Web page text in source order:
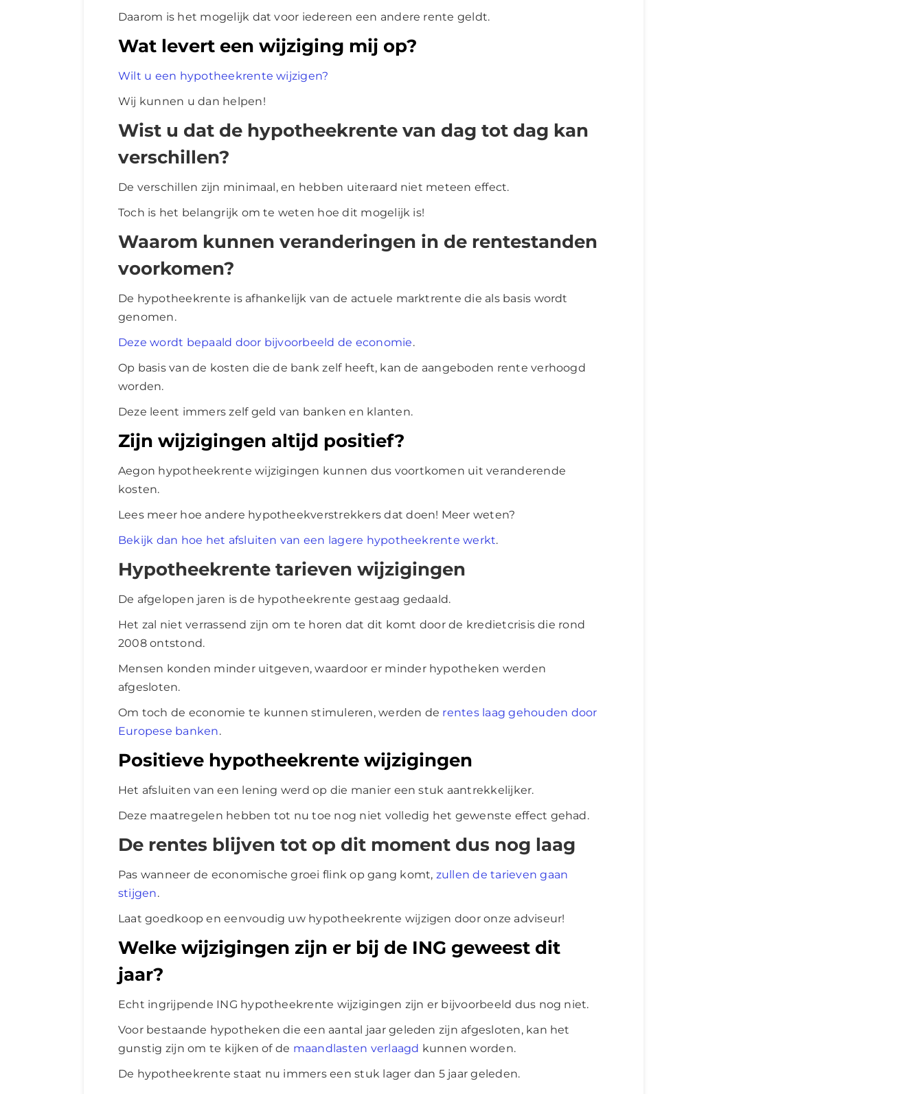
Daarom is het mogelijk dat voor iedereen een andere rente geldt.
Wat levert een wijziging mij op?
Wilt u een hypotheekrente wijzigen?
Wij kunnen u dan helpen!
Wist u dat de hypotheekrente van dag tot dag kan
verschillen?
De verschillen zijn minimaal, en hebben uiteraard niet meteen effect.
Toch is het belangrijk om te weten hoe dit mogelijk is!
Waarom kunnen veranderingen in de rentestanden
voorkomen?
De hypotheekrente is afhankelijk van de actuele marktrente die als basis wordt
genomen.
Deze wordt bepaald door bijvoorbeeld de economie.
Op basis van de kosten die de bank zelf heeft, kan de aangeboden rente verhoogd
worden.
Deze leent immers zelf geld van banken en klanten.
Zijn wijzigingen altijd positief?
Aegon hypotheekrente wijzigingen kunnen dus voortkomen uit veranderende
kosten.
Lees meer hoe andere hypotheekverstrekkers dat doen! Meer weten?
Bekijk dan hoe het afsluiten van een lagere hypotheekrente werkt.
Hypotheekrente tarieven wijzigingen
De afgelopen jaren is de hypotheekrente gestaag gedaald.
Het zal niet verrassend zijn om te horen dat dit komt door de kredietcrisis die rond
2008 ontstond.
Mensen konden minder uitgeven, waardoor er minder hypotheken werden
afgesloten.
Om toch de economie te kunnen stimuleren, werden de rentes laag gehouden door
Europese banken.
Positieve hypotheekrente wijzigingen
Het afsluiten van een lening werd op die manier een stuk aantrekkelijker.
Deze maatregelen hebben tot nu toe nog niet volledig het gewenste effect gehad.
De rentes blijven tot op dit moment dus nog laag
Pas wanneer de economische groei flink op gang komt, zullen de tarieven gaan
stijgen.
Laat goedkoop en eenvoudig uw hypotheekrente wijzigen door onze adviseur!
Welke wijzigingen zijn er bij de ING geweest dit
jaar?
Echt ingrijpende ING hypotheekrente wijzigingen zijn er bijvoorbeeld dus nog niet.
Voor bestaande hypotheken die een aantal jaar geleden zijn afgesloten, kan het
gunstig zijn om te kijken of de maandlasten verlaagd kunnen worden.
De hypotheekrente staat nu immers een stuk lager dan 5 jaar geleden.